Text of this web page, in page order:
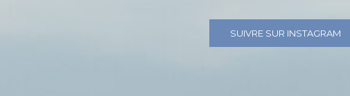
SUIVRE SUR INSTAGRAM